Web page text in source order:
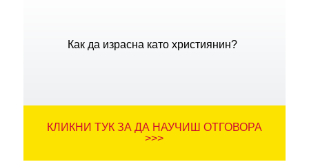
Как да израсна като християнин?
КЛИКНИ ТУК ЗА ДА НАУЧИШ ОТГОВОРА
>>>